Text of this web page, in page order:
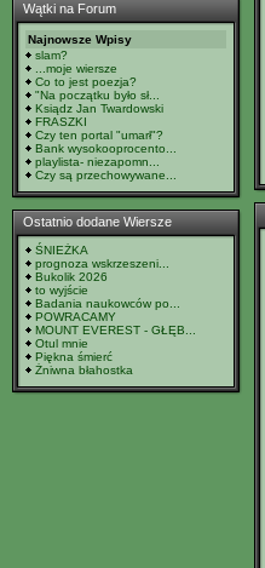
Wątki na Forum
Najnowsze Wpisy
slam?
...moje wiersze
Co to jest poezja?
"Na początku było sł...
Ksiądz Jan Twardowski
FRASZKI
Czy ten portal "umarł"?
Bank wysokooprocento...
playlista- niezapomn...
Czy są przechowywane...
Ostatnio dodane Wiersze
ŚNIEŻKA
prognoza wskrzeszeni...
Bukolik 2026
to wyjście
Badania naukowców po...
POWRACAMY
MOUNT EVEREST - GŁĘB...
Otul mnie
Piękna śmierć
Żniwna błahostka